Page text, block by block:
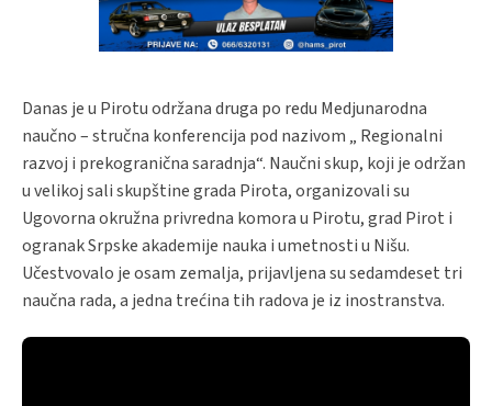
Danas je u Pirotu održana druga po redu Medjunarodna
naučno – stručna konferencija pod nazivom „ Regionalni
razvoj i prekogranična saradnja“. Naučni skup, koji je održan
u velikoj sali skupštine grada Pirota, organizovali su
Ugovorna okružna privredna komora u Pirotu, grad Pirot i
ogranak Srpske akademije nauka i umetnosti u Nišu.
Učestvovalo je osam zemalja, prijavljena su sedamdeset tri
naučna rada, a jedna trećina tih radova je iz inostranstva.